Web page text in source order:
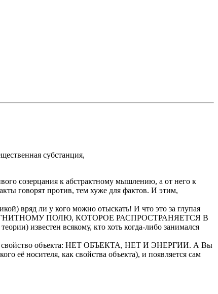
субстанция,
созерцания к абстрактному мышлению, а от него к
говорят против, тем хуже для фактов. И этим,
вряд ли у кого можно отыскать! И что это за глупая
ПОЛЮ, КОТОРОЕ РАСПРОСТРАНЯЕТСЯ В
всякому, кто хоть когда-либо занимался
свойство объекта: НЕТ ОБЪЕКТА, НЕТ И ЭНЕРГИИ. А Вы
её носителя, как свойства объекта), и появляется сам